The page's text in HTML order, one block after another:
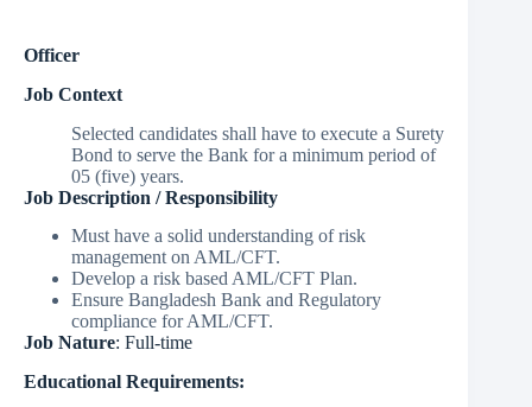
Officer
Job Context
Selected candidates shall have to execute a Surety
Bond to serve the Bank for a minimum period of
05 (five) years.
Job Description / Responsibility
Must have a solid understanding of risk
management on AML/CFT.
Develop a risk based AML/CFT Plan.
Ensure Bangladesh Bank and Regulatory
compliance for AML/CFT.
Job Nature: Full-time
Educational Requirements: